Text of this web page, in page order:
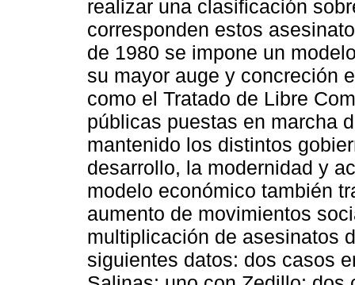
realizar una clasificación
corresponden estos
de 1980 se impone un
su mayor auge y concreción
como el Tratado de Libre
públicas puestas en marcha
mantenido los distintos
desarrollo, la modernidad y
modelo económico también
aumento de movimientos
multiplicación de asesinatos
siguientes datos: dos casos